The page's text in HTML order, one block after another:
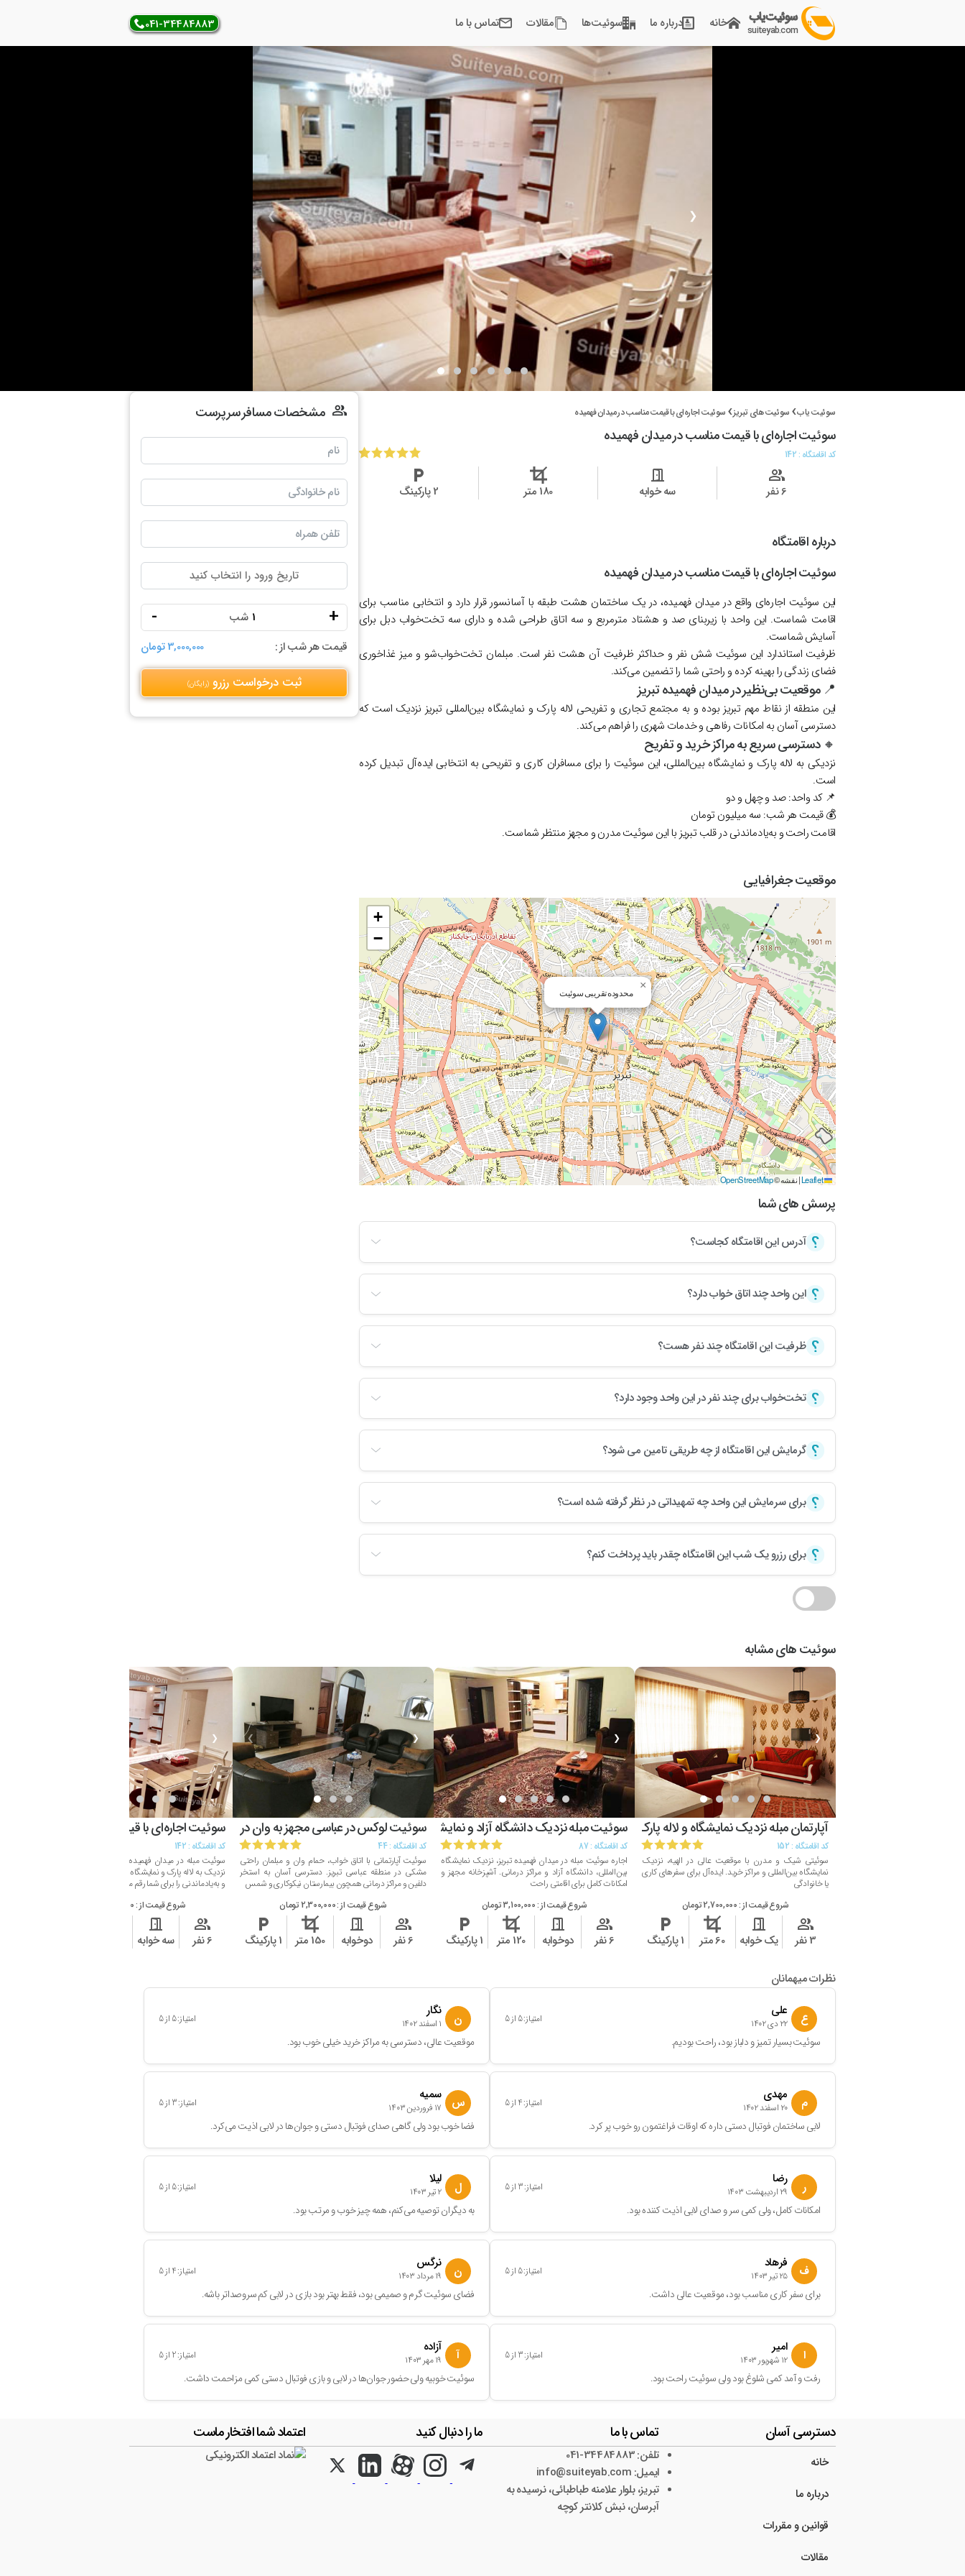
سوئیت یاب
suiteyab.com خانه درباره ما سوئیت‌ها مقالات تماس با ما 041-34484883
❯ ❮
سوئیت یاب سوئیت های تبریز سوئیت اجاره‌ای با قیمت مناسب در میدان فهمیده
سوئیت اجاره‌ای با قیمت مناسب در میدان فهمیده
کد اقامتگاه : 142
6 نفر سه خوابه 180 متر 2 پارکینگ
درباره اقامتگاه
سوئیت اجاره‌ای با قیمت مناسب در میدان فهمیده
این سوئیت اجاره‌ای واقع در میدان فهمیده، در یک ساختمان هشت طبقه با آسانسور قرار دارد و انتخابی مناسب برای
اقامت شماست. این واحد با زیربنای صد و هشتاد مترمربع و سه اتاق طراحی شده و دارای سه تخت‌خواب دبل برای
آسایش شماست.
ظرفیت استاندارد این سوئیت شش نفر و حداکثر ظرفیت آن هشت نفر است. مبلمان تخت‌خواب‌شو و میز غذاخوری
فضای زندگی را بهینه کرده و راحتی شما را تضمین می‌کند.
📍 موقعیت بی‌نظیر در میدان فهمیده تبریز
این منطقه از نقاط مهم تبریز بوده و به مجتمع تجاری و تفریحی لاله پارک و نمایشگاه بین‌المللی تبریز نزدیک است که
دسترسی آسان به امکانات رفاهی و خدمات شهری را فراهم می‌کند.
🔸 دسترسی سریع به مراکز خرید و تفریح
نزدیکی به لاله پارک و نمایشگاه بین‌المللی، این سوئیت را برای مسافران کاری و تفریحی به انتخابی ایده‌آل تبدیل کرده
است.
📌 کد واحد: صد و چهل و دو
💰 قیمت هر شب: سه میلیون تومان
اقامت راحت و به‌یادماندنی در قلب تبریز با این سوئیت مدرن و مجهز منتظر شماست.
موقعیت جغرافیایی
محدوده تقریبی سوئیت
×
+
−
Leaflet
|نقشه ©OpenStreetMap
پرسش های شما
آدرس این اقامتگاه کجاست؟
این واحد چند اتاق خواب دارد؟
ظرفیت این اقامتگاه چند نفر هست؟
تخت‌خواب برای چند نفر در این واحد وجود دارد؟
گرمایش این اقامتگاه از چه طریقی تامین می شود؟
برای سرمایش این واحد چه تمهیداتی در نظر گرفته شده است؟
برای رزرو یک شب این اقامتگاه چقدر باید پرداخت کنم؟
مشخصات مسافر سرپرست
نام
نام خانوادگی
تلفن همراه
+ شب -
قیمت هر شب از : 3,000,000 تومان
ثبت درخواست رزرو(رایگان)
سوئیت های مشابه
❮
آپارتمان مبله نزدیک نمایشگاه و لاله پارک
کد اقامتگاه : 152
سوئیتی شیک و مدرن با موقعیت عالی در الهیه، نزدیک
نمایشگاه بین‌المللی و مراکز خرید. ایده‌آل برای سفرهای کاری
یا خانوادگی
شروع قیمت از :2,700,000 تومان
3 نفر یک خوابه 60 متر 1 پارکینگ
❯ ❮
سوئیت مبله نزدیک دانشگاه آزاد و نمایشگاه
کد اقامتگاه : 87
اجاره سوئیت مبله در میدان فهمیده تبریز، نزدیک نمایشگاه
بین‌المللی، دانشگاه آزاد و مراکز درمانی. آشپزخانه مجهز و
امکانات کامل برای اقامتی راحت
شروع قیمت از :3,100,000 تومان
6 نفر دوخوابه 120 متر 1 پارکینگ
❯ ❮
سوئیت لوکس در عباسی مجهز به وان در حمام
کد اقامتگاه :44
سوئیت آپارتمانی با اتاق خواب، حمام وان و مبلمان راحتی
مشکی در منطقه عباسی تبریز. دسترسی آسان به استخر
دلفین و مراکز درمانی همچون بیمارستان نیکوکاری و شمس
شروع قیمت از :2,300,000 تومان
6 نفر دوخوابه 150 متر 1 پارکینگ
❮
سوئیت اجاره‌ای با قیمت مناسب در میدان
کد اقامتگاه : 142
سوئیت مبله در میدان فهمیده با آسانسور و مبلمان شیک،
نزدیک به لاله پارک و نمایشگاه بین‌المللی تبریز، اقامتی راحت
و به‌یادماندنی را برای شما رقم می‌زند.
شروع قیمت از :3,000,000 تومان
6 نفر سه خوابه
نظرات میهمانان
ع علی
۲۲ دی ۱۴۰۲ امتیاز:5 از5
سوئیت بسیار تمیز و دلباز بود، راحت بودیم.
ن نگار
۱ اسفند ۱۴۰۲ امتیاز:5 از5
موقعیت عالی، دسترسی به مراکز خرید خیلی خوب بود.
م مهدی
۲۰ اسفند ۱۴۰۲ امتیاز:4 از5
لابی ساختمان فوتبال دستی داره که اوقات فراغتمون رو خوب پر کرد.
س سمیه
۱۷ فروردین ۱۴۰۳ امتیاز:3 از5
فضا خوب بود ولی گاهی صدای فوتبال دستی و جوان‌ها در لابی اذیت می‌کرد.
ر رضا
۲۹ اردیبهشت ۱۴۰۳ امتیاز:3 از5
امکانات کامل، ولی کمی سر و صدای لابی اذیت کننده بود.
ل لیلا
۲ تیر ۱۴۰۳ امتیاز:5 از5
به دیگران توصیه می‌کنم، همه چیز خوب و مرتب بود.
ف فرهاد
۲۵ تیر ۱۴۰۳ امتیاز:5 از5
برای سفر کاری مناسب بود، موقعیت عالی داشت.
ن نرگس
۱۹ مرداد ۱۴۰۳ امتیاز:4 از5
فضای سوئیت گرم و صمیمی بود، فقط بهتر بود بازی در لابی کم سروصدا‌تر باشه.
ا امیر
۱۲ شهریور ۱۴۰۳ امتیاز:3 از5
رفت و آمد کمی شلوغ بود ولی سوئیت راحت بود.
آ آزاده
۱۹ مهر ۱۴۰۳ امتیاز:2 از5
سوئیت خوبیه ولی حضور جوان‌ها در لابی و بازی فوتبال دستی کمی مزاحمت داشت.
دسترسی آسان
خانه
درباره ما
قوانین و مقررات
مقالات
تماس با ما
تلفن: ‎041-34484883‎
ایمیل: info@suiteyab.com
تبریز، بلوار علامنه طباطبائی، نرسیده به
آبرسان، نبش کلانتر کوچه
ما را دنبال کنید اعتماد شما افتخار ماست